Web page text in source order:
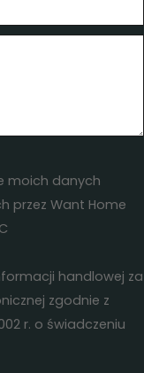
moich danych
przez Want Home
handlowej za
zgodnie z
r. o świadczeniu